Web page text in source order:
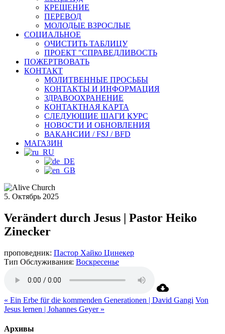
КРЕЩЕНИЕ
ПЕРЕВОД
МОЛОДЫЕ ВЗРОСЛЫЕ
СОЦИАЛЬНОЕ
ОЧИСТИТЬ ТАБЛИЦУ
ПРОЕКТ "СПРАВЕДЛИВОСТЬ
ПОЖЕРТВОВАТЬ
КОНТАКТ
МОЛИТВЕННЫЕ ПРОСЬБЫ
КОНТАКТЫ И ИНФОРМАЦИЯ
ЗДРАВООХРАНЕНИЕ
КОНТАКТНАЯ КАРТА
СЛЕДУЮЩИЕ ШАГИ КУРС
НОВОСТИ И ОБНОВЛЕНИЯ
ВАКАНСИИ / FSJ / BFD
МАГАЗИН
5. Октябрь 2025
Verändert durch Jesus | Pastor Heiko
Zinecker
проповедник: Пастор Хайко Цинекер
Тип Обслуживания: Воскресенье
« Ein Erbe für die kommenden Generationen | David Gangi Von
Jesus lernen | Johannes Geyer »
Архивы